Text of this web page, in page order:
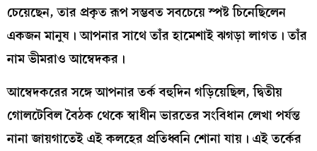
চেয়েছেন, তার প্রকৃত রূপ সম্ভবত সবচেয়ে স্পষ্ট চিনেছিলেন
একজন মানুষ। আপনার সাথে তাঁর হামেশাই ঝগড়া লাগত। তাঁর
নাম ভীমরাও আম্বেদকর।
আম্বেদকরের সঙ্গে আপনার তর্ক বহুদিন গড়িয়েছিল, দ্বিতীয়
গোলটেবিল বৈঠক থেকে স্বাধীন ভারতের সংবিধান লেখা পর্যন্ত
নানা জায়গাতেই এই কলহের প্রতিধ্বনি শোনা যায়। এই তর্কের